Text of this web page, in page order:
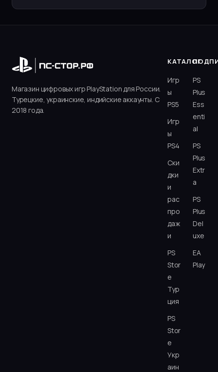
Магазин цифровых игр PlayStation для России.
Турецкие, украинские, индийские аккаунты. С
2018 года.
КАТАЛОГ
Игр
ы
PS5
Игр
ы
PS4
Ски
дки
и
рас
про
даж
и
PS
Stor
e
Тур
ция
PS
Stor
e
Укр
аин
PS
Plus
Ess
enti
al
PS
Plus
Extr
a
PS
Plus
Del
uxe
EA
Play